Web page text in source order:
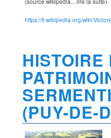
(source wikipedia... lire la suite)
https://fr.wikipedia.org/wiki/
HISTOIRE
(PUY-DE-